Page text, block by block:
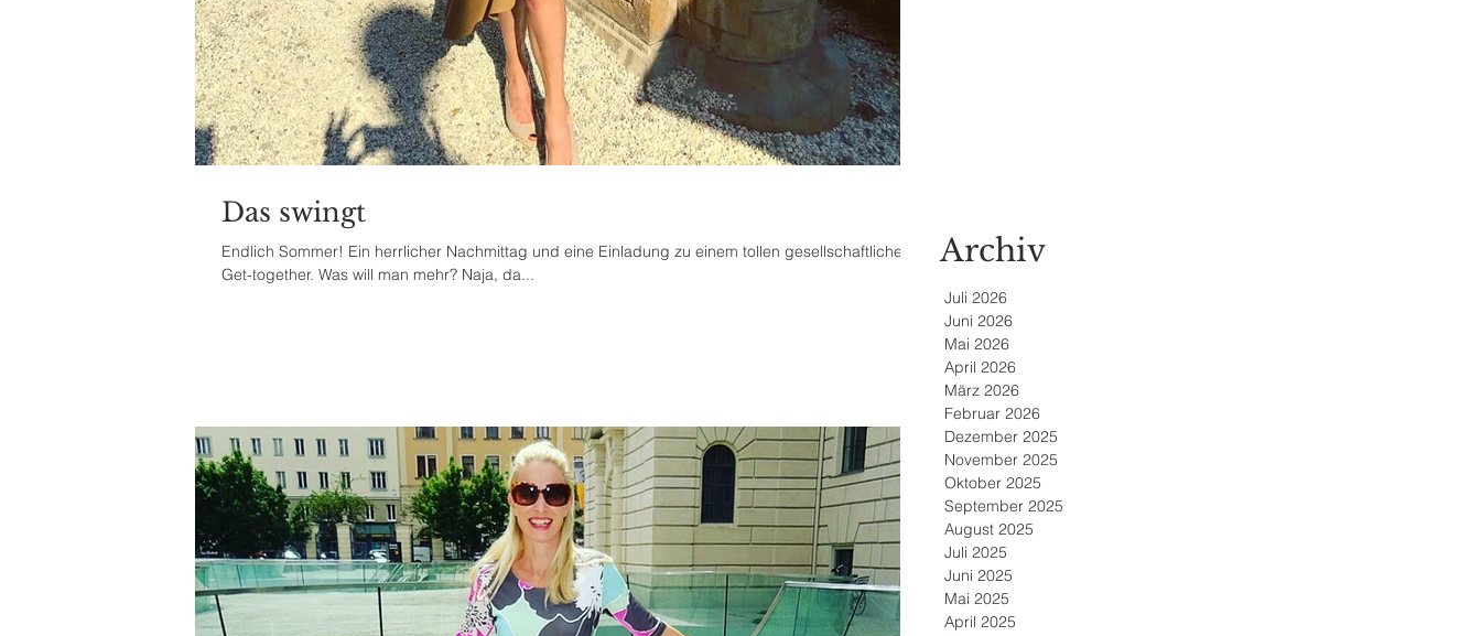
Das swingt
Endlich Sommer! Ein herrlicher Nachmittag und eine Einladung zu einem tollen gesellschaftlichen
Get-together. Was will man mehr? Naja, da...
Archiv
Juli 2026
Juni 2026
Mai 2026
April 2026
März 2026
Februar 2026
Dezember 2025
November 2025
Oktober 2025
September 2025
August 2025
Juli 2025
Juni 2025
Mai 2025
April 2025